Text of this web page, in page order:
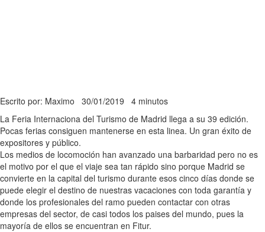
Escrito por: Maximo 30/01/2019 4 minutos
La Feria Internaciona del Turismo de Madrid llega a su 39 edición.
Pocas ferias consiguen mantenerse en esta linea. Un gran éxito de
expositores y público.
Los medios de locomoción han avanzado una barbaridad pero no es
el motivo por el que el viaje sea tan rápido sino porque Madrid se
convierte en la capital del turismo durante esos cinco días donde se
puede elegir el destino de nuestras vacaciones con toda garantía y
donde los profesionales del ramo pueden contactar con otras
empresas del sector, de casi todos los paises del mundo, pues la
mayoría de ellos se encuentran en Fitur.